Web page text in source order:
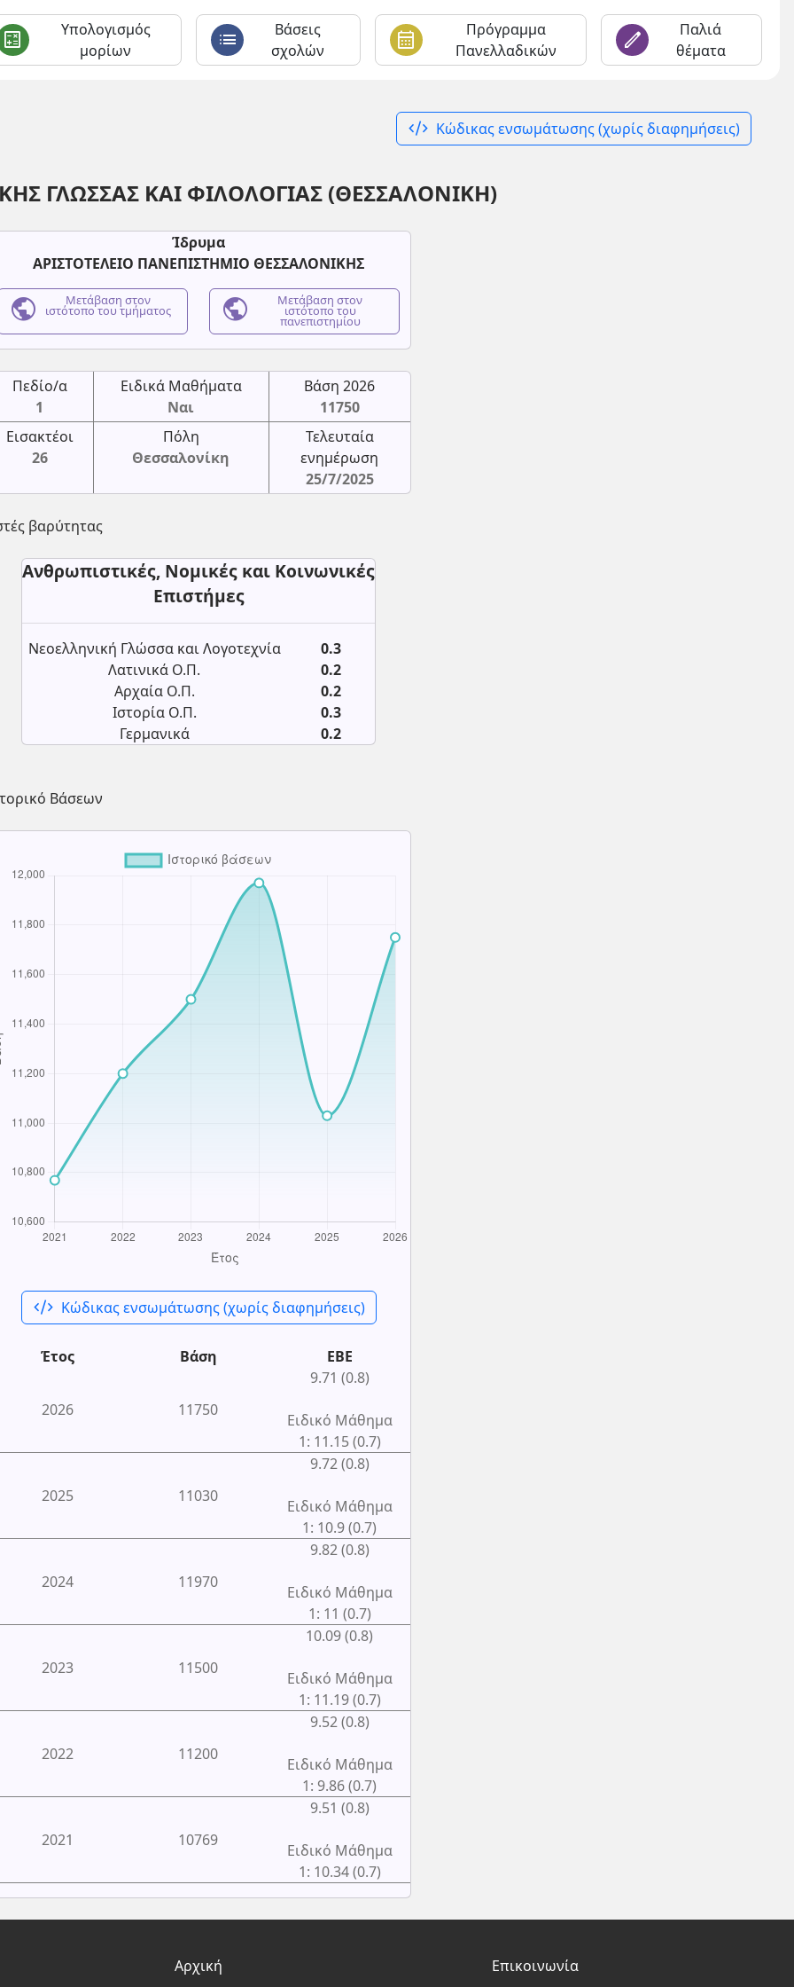
calculate
Υπολογισμός
μορίων
list
Βάσεις
σχολών
calendar_month
Πρόγραμμα
Πανελλαδικών
edit
Παλιά
θέματα
code_xml Κώδικας ενσωμάτωσης (χωρίς διαφημήσεις)
ΓΛΩΣΣΑΣ ΚΑΙ ΦΙΛΟΛΟΓΙΑΣ (ΘΕΣΣΑΛΟΝΙΚΗ)
Ίδρυμα
ΑΡΙΣΤΟΤΕΛΕΙΟ ΠΑΝΕΠΙΣΤΗΜΙΟ ΘΕΣΣΑΛΟΝΙΚΗΣ
public Μετάβαση στον
ιστότοπο του τμήματος public Μετάβαση στον
ιστότοπο του
πανεπιστημίου
Πεδίο/α
1
Ειδικά Μαθήματα
Ναι
Βάση 2026
11750
Εισακτέοι
26
Πόλη
Θεσσαλονίκη
Τελευταία
ενημέρωση
25/7/2025
βαρύτητας
Ανθρωπιστικές, Νομικές και Κοινωνικές
Επιστήμες
Νεοελληνική Γλώσσα και Λογοτεχνία
0.3
Λατινικά Ο.Π.
0.2
Αρχαία Ο.Π.
0.2
Ιστορία Ο.Π.
0.3
Γερμανικά
0.2
Βάσεων
code_xml Κώδικας ενσωμάτωσης (χωρίς διαφημήσεις)
Έτος Βάση ΕΒΕ
2026 11750
9.71 (0.8)
Ειδικό Μάθημα
1: 11.15 (0.7)
2025 11030
9.72 (0.8)
Ειδικό Μάθημα
1: 10.9 (0.7)
2024 11970
9.82 (0.8)
Ειδικό Μάθημα
1: 11 (0.7)
2023 11500
10.09 (0.8)
Ειδικό Μάθημα
1: 11.19 (0.7)
2022 11200
9.52 (0.8)
Ειδικό Μάθημα
1: 9.86 (0.7)
2021 10769
9.51 (0.8)
Ειδικό Μάθημα
1: 10.34 (0.7)
Αρχική Επικοινωνία